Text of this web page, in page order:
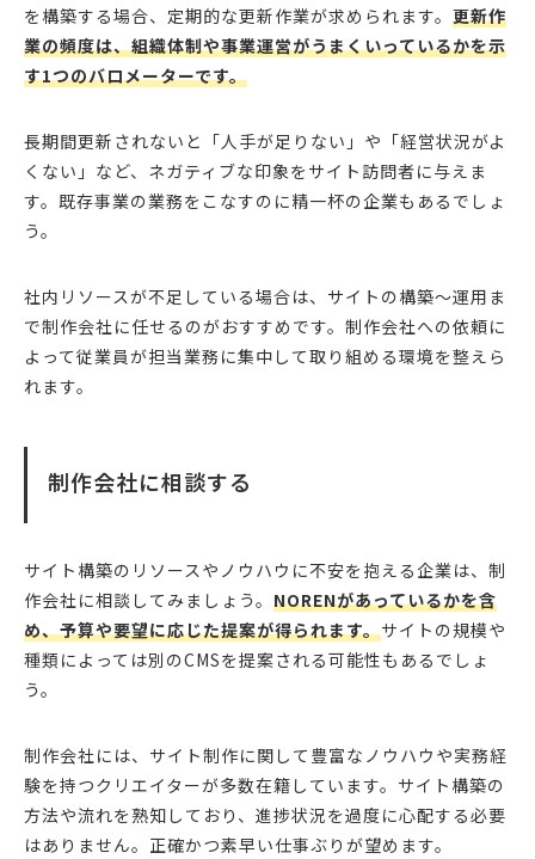
を構築する場合、定期的な更新作業が求められます。 更新作
業の頻度は、組織体制や事業運営がうまくいっているかを示
す1つのバロメーターです。
長期間更新されないと「人手が足りない」や「経営状況がよ
くない」など、ネガティブな印象をサイト訪問者に与えま
す。既存事業の業務をこなすのに精一杯の企業もあるでしょ
う。
社内リソースが不足している場合は、サイトの構築〜運用ま
で制作会社に任せるのがおすすめです。制作会社への依頼に
よって従業員が担当業務に集中して取り組める環境を整えら
れます。
制作会社に相談する
サイト構築のリソースやノウハウに不安を抱える企業は、制
作会社に相談してみましょう。 NORENがあっているかを含
め、予算や要望に応じた提案が得られます。サイトの規模や
種類によっては別のCMSを提案される可能性もあるでしょ
う。
制作会社には、サイト制作に関して豊富なノウハウや実務経
験を持つクリエイターが多数在籍しています。サイト構築の
方法や流れを熟知しており、進捗状況を過度に心配する必要
はありません。正確かつ素早い仕事ぶりが望めます。